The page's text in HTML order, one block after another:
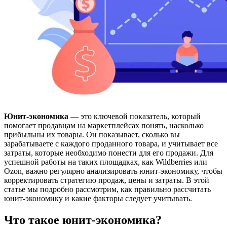
Юнит-экономика — это ключевой показатель, который
помогает продавцам на маркетплейсах понять, насколько
прибыльны их товары. Он показывает, сколько вы
зарабатываете с каждого проданного товара, и учитывает все
затраты, которые необходимо понести для его продажи. Для
успешной работы на таких площадках, как Wildberries или
Ozon, важно регулярно анализировать юнит-экономику, чтобы
корректировать стратегию продаж, цены и затраты. В этой
статье мы подробно рассмотрим, как правильно рассчитать
юнит-экономику и какие факторы следует учитывать.
Что такое юнит-экономика?